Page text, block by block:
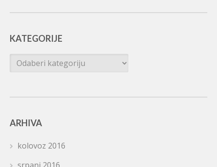
KATEGORIJE
Kategorije
ARHIVA
kolovoz 2016